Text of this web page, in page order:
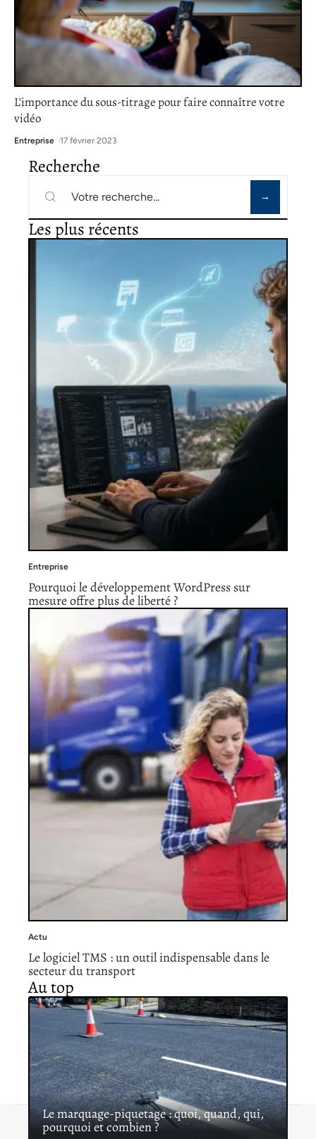
L’importance du sous-titrage pour faire connaître votre
vidéo
Entreprise 17 février 2023
Recherche
Les plus récents
Entreprise
Pourquoi le développement WordPress sur
mesure offre plus de liberté ?
Actu
Le logiciel TMS : un outil indispensable dans le
secteur du transport
Au top
Le marquage-piquetage : quoi, quand, qui,
pourquoi et combien ?
Contact Mentions légales Sitemap